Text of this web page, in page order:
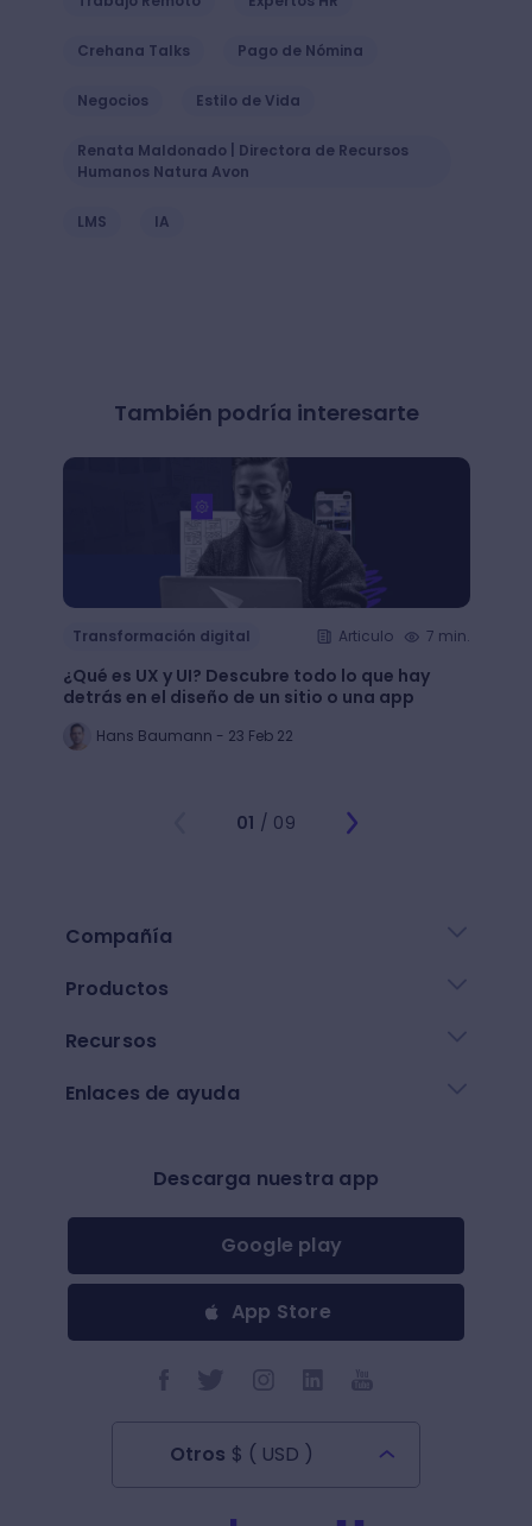
Crehana Talks Pago de Nómina
Negocios Estilo de Vida
Renata Maldonado | Directora de Recursos
Humanos Natura Avon
LMS IA
También podría interesarte
Transformación digital Articulo 7 min.
¿Qué es UX y UI? Descubre todo lo que hay
detrás en el diseño de un sitio o una app
Hans Baumann - 23 Feb 22
01 / 09
Compañía
Productos
Recursos
Enlaces de ayuda
Descarga nuestra app
Google play
App Store
Otros $ ( USD )